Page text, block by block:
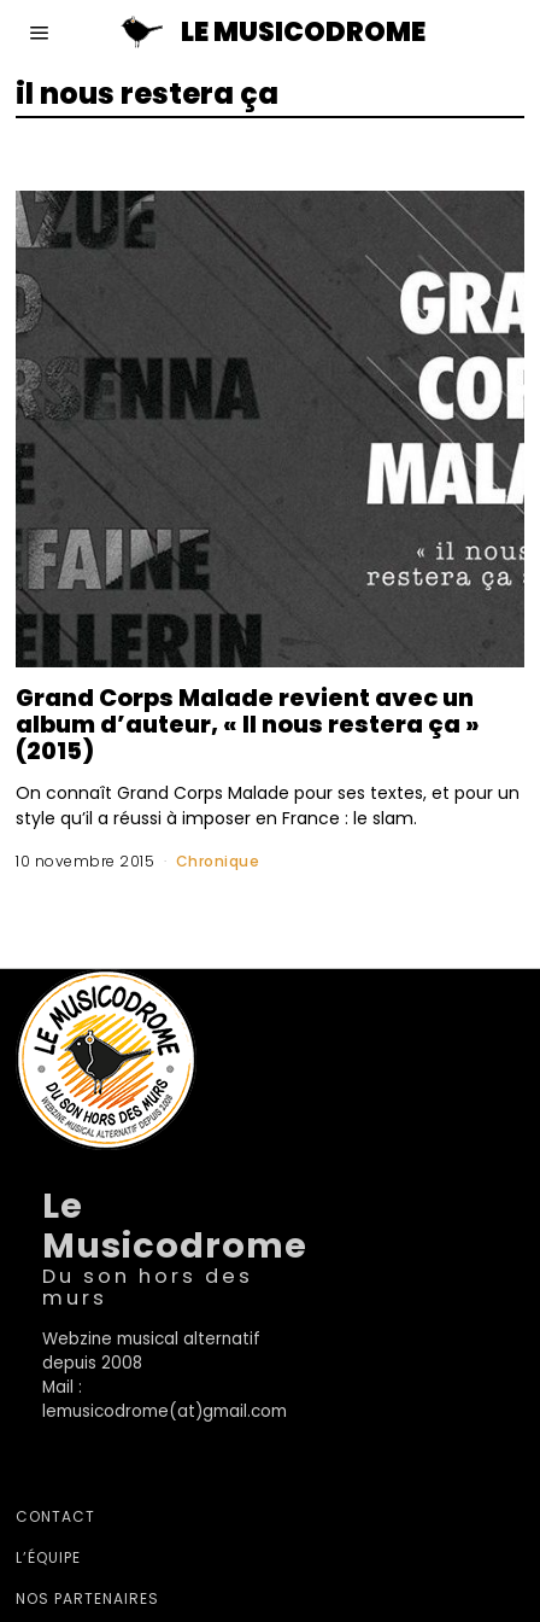
LE MUSICODROME
il nous restera ça
Grand Corps Malade revient avec un
album d’auteur, « Il nous restera ça »
(2015)
On connaît Grand Corps Malade pour ses textes, et pour un
style qu’il a réussi à imposer en France : le slam.
10 novembre 2015 Chronique
Le
Musicodrome
Du son hors des
murs
Webzine musical alternatif
depuis 2008
Mail :
lemusicodrome(at)gmail.com
CONTACT
L’ÉQUIPE
NOS PARTENAIRES